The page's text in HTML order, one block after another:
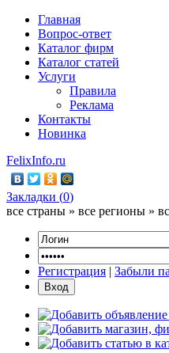
Главная
Вопрос-ответ
Каталог фирм
Каталог статей
Услуги
Правила
Реклама
Контакты
Новинка
FelixInfo.ru
Закладки (0)
все страны » все регионы »
Регистрация | Забыли